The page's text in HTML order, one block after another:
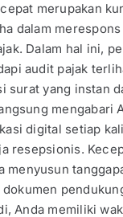
merupakan
dalam
Dalam hal ini,
audit pajak
surat yang instan
mengabari
digital setiap
resepsionis.
menyusun
Anda memiliki